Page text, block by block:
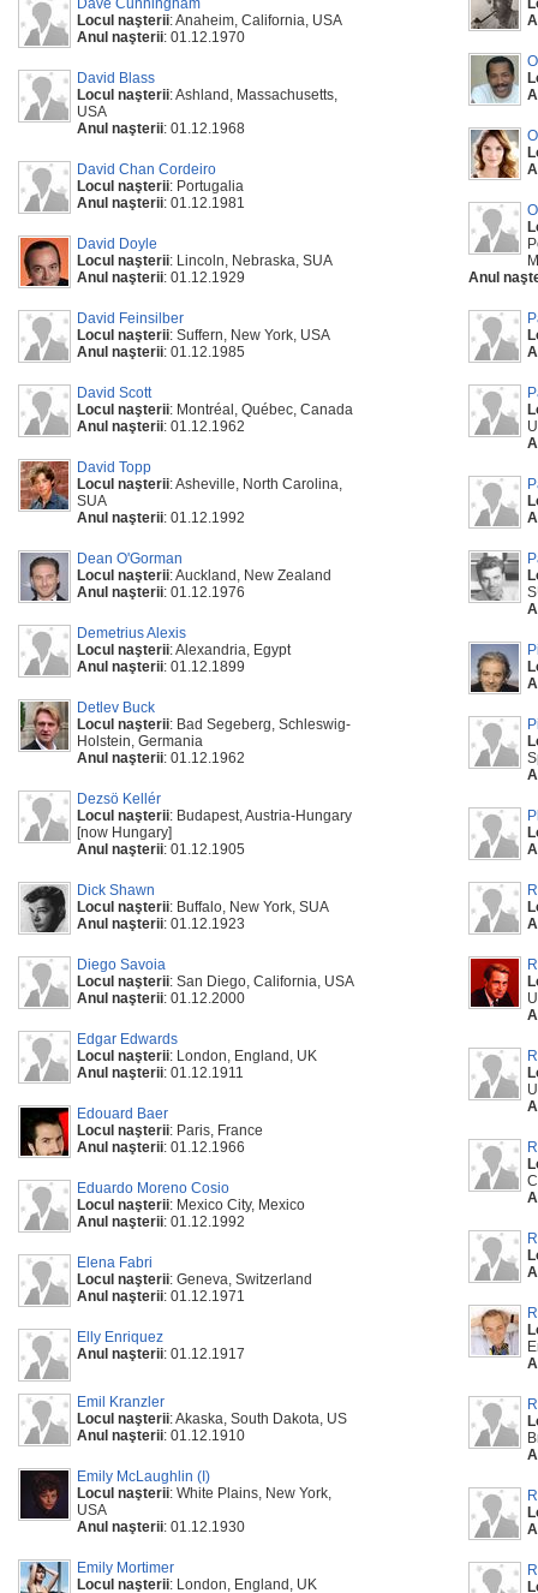
Dave Cunningham
Locul naşterii: Anaheim, California, USA
Anul naşterii: 01.12.1970
David Blass
Locul naşterii: Ashland, Massachusetts,
USA
Anul naşterii: 01.12.1968
David Chan Cordeiro
Locul naşterii: Portugalia
Anul naşterii: 01.12.1981
David Doyle
Locul naşterii: Lincoln, Nebraska, SUA
Anul naşterii: 01.12.1929
David Feinsilber
Locul naşterii: Suffern, New York, USA
Anul naşterii: 01.12.1985
David Scott
Locul naşterii: Montréal, Québec, Canada
Anul naşterii: 01.12.1962
David Topp
Locul naşterii: Asheville, North Carolina,
SUA
Anul naşterii: 01.12.1992
Dean O'Gorman
Locul naşterii: Auckland, New Zealand
Anul naşterii: 01.12.1976
Demetrius Alexis
Locul naşterii: Alexandria, Egypt
Anul naşterii: 01.12.1899
Detlev Buck
Locul naşterii: Bad Segeberg, Schleswig-
Holstein, Germania
Anul naşterii: 01.12.1962
Dezsö Kellér
Locul naşterii: Budapest, Austria-Hungary
[now Hungary]
Anul naşterii: 01.12.1905
Dick Shawn
Locul naşterii: Buffalo, New York, SUA
Anul naşterii: 01.12.1923
Diego Savoia
Locul naşterii: San Diego, California, USA
Anul naşterii: 01.12.2000
Edgar Edwards
Locul naşterii: London, England, UK
Anul naşterii: 01.12.1911
Edouard Baer
Locul naşterii: Paris, France
Anul naşterii: 01.12.1966
Eduardo Moreno Cosio
Locul naşterii: Mexico City, Mexico
Anul naşterii: 01.12.1992
Elena Fabri
Locul naşterii: Geneva, Switzerland
Anul naşterii: 01.12.1971
Elly Enriquez
Anul naşterii: 01.12.1917
Emil Kranzler
Locul naşterii: Akaska, South Dakota, US
Anul naşterii: 01.12.1910
Emily McLaughlin (I)
Locul naşterii: White Plains, New York,
USA
Anul naşterii: 01.12.1930
Emily Mortimer
Locul naşterii: London, England, UK
Anul